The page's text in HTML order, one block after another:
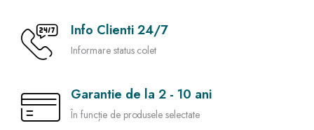
Info Clienti 24/7
Informare status colet
Garantie de la 2 - 10 ani
În funcție de produsele selectate